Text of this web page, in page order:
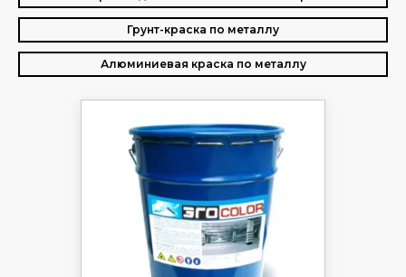
Грунт-краска по металлу
Алюминиевая краска по металлу